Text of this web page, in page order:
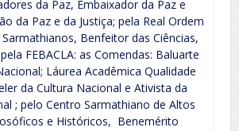
da Paz, Embaixador da Paz e
da Paz e da Justiça; pela Real Ordem
Benfeitor das Ciências,
FEBACLA: as Comendas: Baluarte
Láurea Acadêmica Qualidade
da Cultura Nacional e Ativista da
; pelo Centro Sarmathiano de Altos
e Históricos, Benemérito